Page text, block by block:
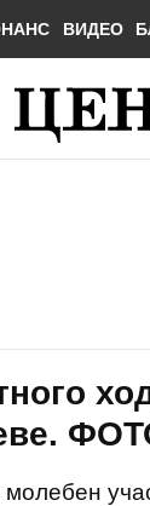
ВИДЕО